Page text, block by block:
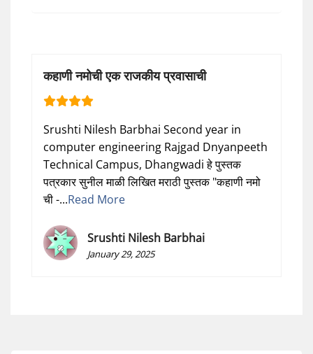
कहाणी नमोची एक राजकीय प्रवासाची
Srushti Nilesh Barbhai Second year in
computer engineering Rajgad Dnyanpeeth
Technical Campus, Dhangwadi हे पुस्तक
पत्रकार सुनील माळी लिखित मराठी पुस्तक "कहाणी नमो
ची -...Read More
Srushti Nilesh Barbhai
January 29, 2025